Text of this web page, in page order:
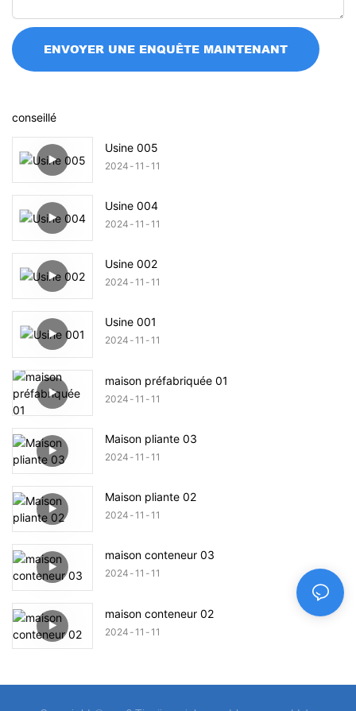
ENVOYER UNE ENQUÊTE MAINTENANT
conseillé
Usine 005
2024 11 11
Usine 004
2024 11 11
Usine 002
2024 11 11
Usine 001
2024 11 11
maison préfabriquée 01
2024 11 11
Maison pliante 03
2024 11 11
Maison pliante 02
2024 11 11
maison conteneur 03
2024 11 11
maison conteneur 02
2024 11 11